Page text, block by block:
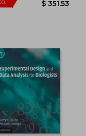
45%
dcto. $